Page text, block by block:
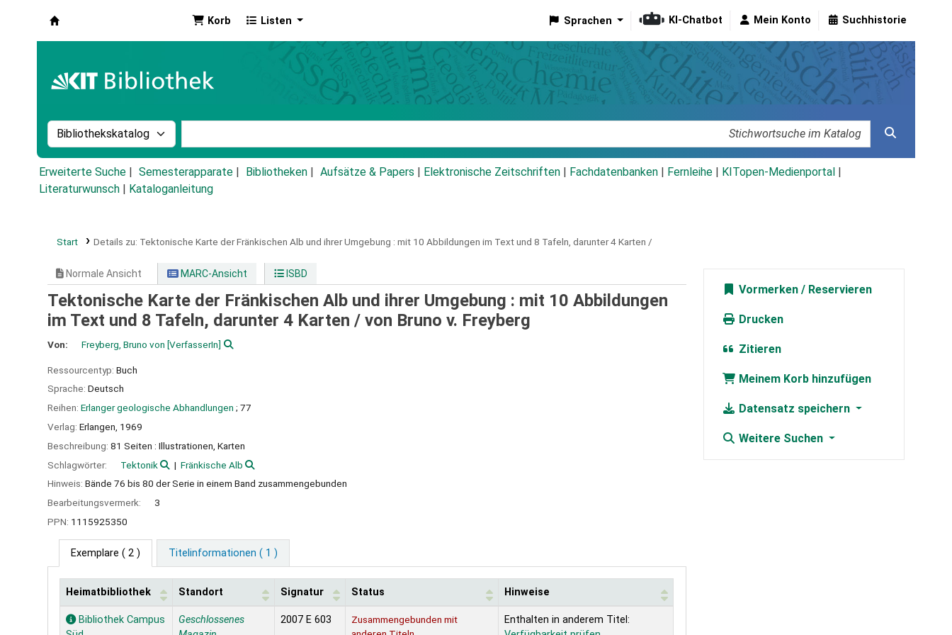
Korb Listen Sprachen KI-Chatbot Mein Konto Suchhistorie
Suche im Katalog nach:
Erweiterte Suche Semesterapparate Bibliotheken Aufsätze & Papers Elektronische Zeitschriften Fachdatenbanken Fernleihe KITopen-Medienportal
Literaturwunsch
Kataloganleitung
Start Details zu: Tektonische Karte der Fränkischen Alb und ihrer Umgebung : mit 10 Abbildungen im Text und 8 Tafeln, darunter 4 Karten /
Normale Ansicht MARC-Ansicht ISBD
Tektonische Karte der Fränkischen Alb und ihrer Umgebung : mit 10 Abbildungen
im Text und 8 Tafeln, darunter 4 Karten / von Bruno v. Freyberg
Von: Freyberg, Bruno von [VerfasserIn]
Ressourcentyp: Buch
Sprache: Deutsch
Reihen: Erlanger geologische Abhandlungen ; 77
Verlag: Erlangen, 1969
Beschreibung: 81 Seiten : Illustrationen, Karten
Schlagwörter:
Tektonik
Fränkische Alb
Hinweis: Bände 76 bis 80 der Serie in einem Band zusammengebunden
Bearbeitungsvermerk:
3
PPN: 1115925350
Exemplare ( 2 ) Titelinformationen ( 1 )
Exemplare
Heimatbibliothek Standort Signatur Status Hinweise
Bibliothek Campus
Geschlossenes
2007 E 603
Zusammengebunden mit
Enthalten in anderem Titel:
Vormerken
Drucken
Zitieren
Meinem Korb hinzufügen
Datensatz speichern
Weitere Suchen